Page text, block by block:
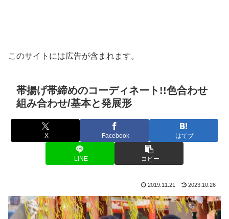
このサイトには広告が含まれます。
帯揚げ帯締めのコーディネート!!色合わせ
組み合わせ/基本と発展形
X Facebook はてブ
LINE コピー
2019.11.21 2023.10.26